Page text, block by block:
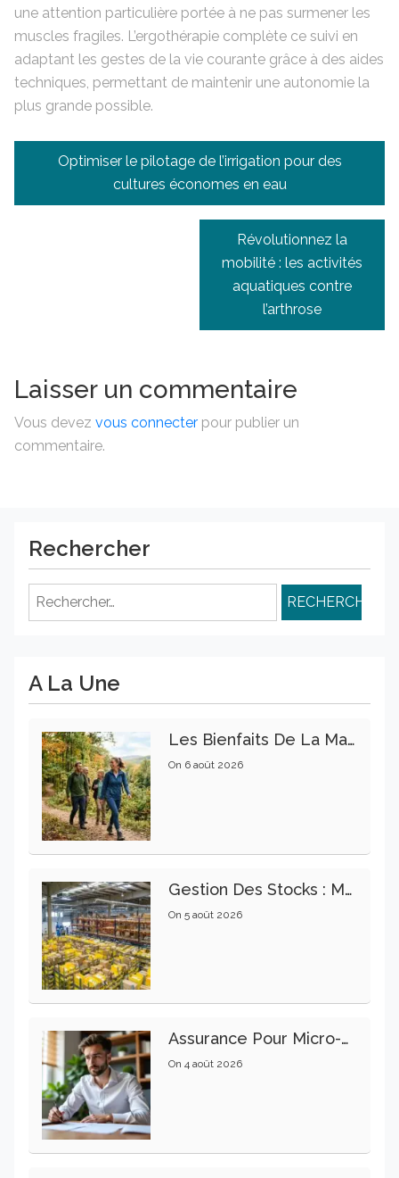
une attention particulière portée à ne pas surmener les
muscles fragiles. L’ergothérapie complète ce suivi en
adaptant les gestes de la vie courante grâce à des aides
techniques, permettant de maintenir une autonomie la
plus grande possible.
Navigation
l’article
Optimiser le pilotage de l’irrigation pour des
cultures économes en eau
Révolutionnez la
mobilité : les activités
aquatiques contre
l’arthrose
Laisser un commentaire
Vous devez vous connecter pour publier un
commentaire.
Rechercher
Rechercher :
A La Une
Les Bienfaits De La Marche Sur La Santé Physique Et Mentale
On 6 août 2026
Gestion Des Stocks : Meilleures Pratiques Intralogistiques
On 5 août 2026
Assurance Pour Micro-Entrepreneur : Les Garanties Essentielles À Connaître
On 4 août 2026